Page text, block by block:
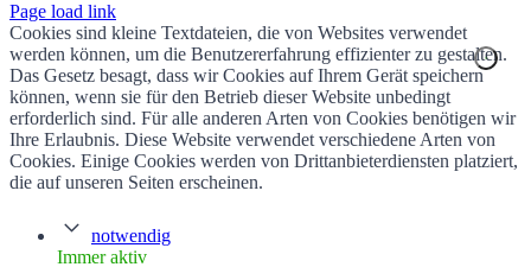
Page load link
Cookies sind kleine Textdateien, die von Websites verwendet
werden können, um die Benutzererfahrung effizienter zu gestalten.
Das Gesetz besagt, dass wir Cookies auf Ihrem Gerät speichern
können, wenn sie für den Betrieb dieser Website unbedingt
erforderlich sind. Für alle anderen Arten von Cookies benötigen wir
Ihre Erlaubnis. Diese Website verwendet verschiedene Arten von
Cookies. Einige Cookies werden von Drittanbieterdiensten platziert,
die auf unseren Seiten erscheinen.
notwendig
Immer aktiv